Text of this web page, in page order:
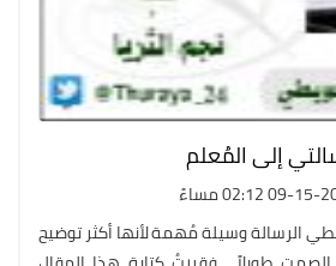
إلى المُعلم
02:12 مساءً
الرسالة وسيلة مُهمة لأنها أكثر توضيح